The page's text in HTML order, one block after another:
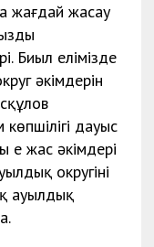
жағдай жасау
Биыл елімізде
әкімдерін
дауыс
жас әкімдері
округінің
ауылдық